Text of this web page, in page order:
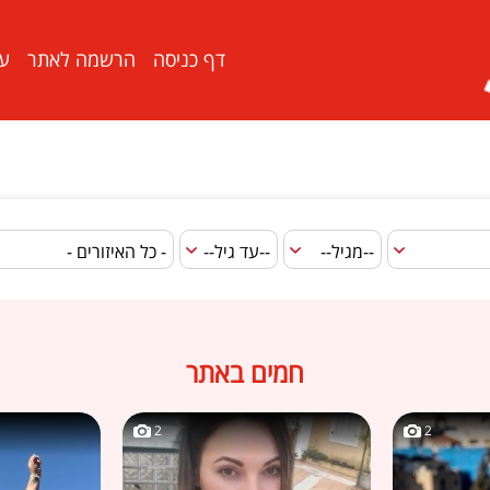
דף כניסה הרשמה לאתר
חמים באתר
2 2